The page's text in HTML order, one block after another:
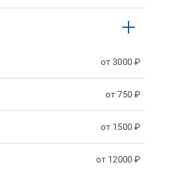
от 3000 ₽
от 750 ₽
от 1500 ₽
от 12000 ₽